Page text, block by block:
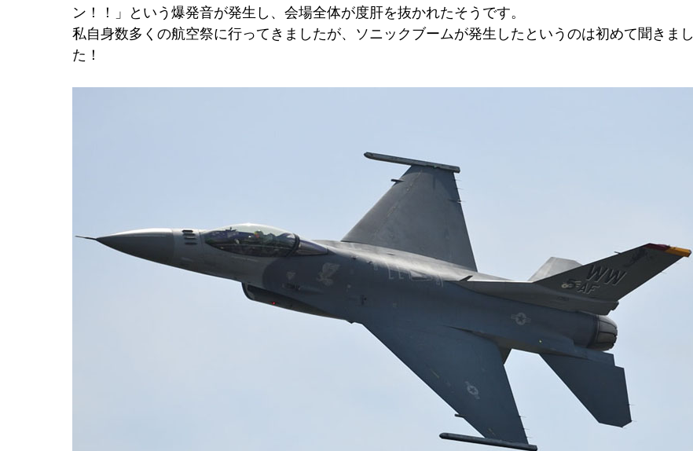
ン！！」という爆発音が発生し、会場全体が度肝を抜かれたそうです。
私自身数多くの航空祭に行ってきましたが、ソニックブームが発生したというのは初めて聞きまし
た！